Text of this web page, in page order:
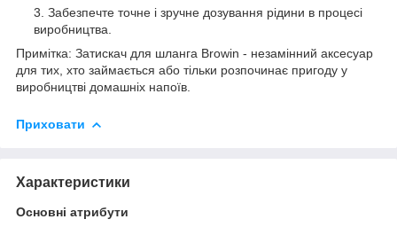
Забезпечте точне і зручне дозування рідини в процесі
виробництва.
Примітка: Затискач для шланга Browin - незамінний аксесуар
для тих, хто займається або тільки розпочинає пригоду у
виробництві домашніх напоїв.
Приховати
Характеристики
Основні атрибути